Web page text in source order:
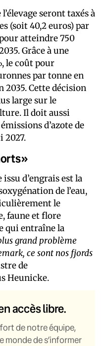
seront taxés à
(soit 40,2 euros) par
atteindre 750
Grâce à une
le coût pour
par tonne en
2035. Cette décision
large sur le
Il doit aussi
d’azote de
2027.
d’engrais est la
de l’eau,
le
faune et flore
qui entraîne la
grand problème
ce sont nos fjords
de
Heunicke.
accès libre.
de notre équipe,
de s’informer